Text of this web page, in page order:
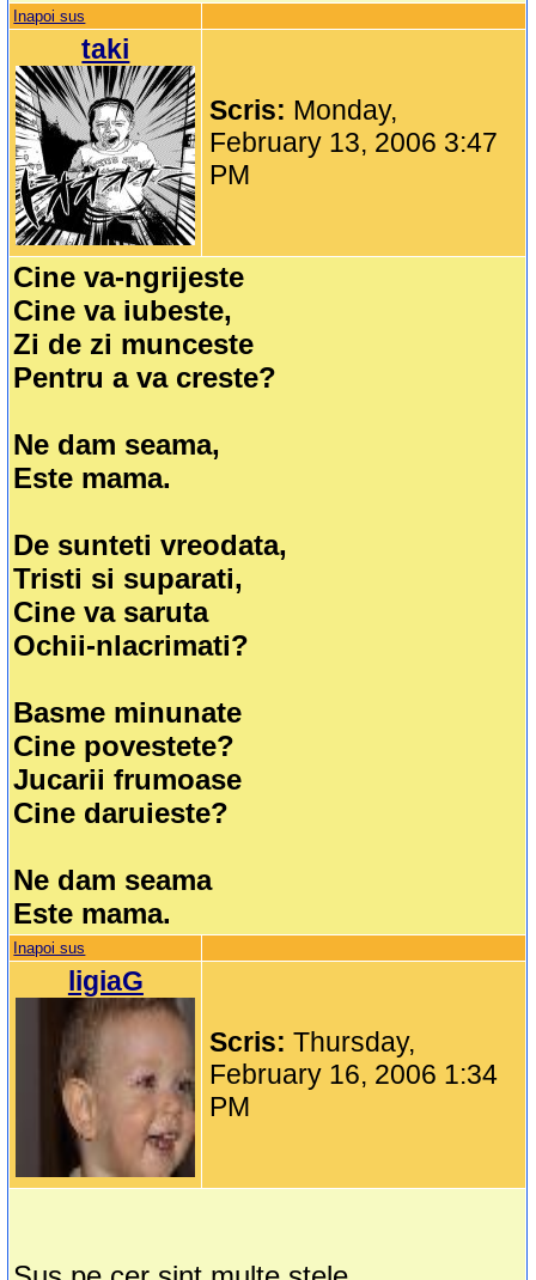
Inapoi sus
taki
Scris: Monday,
February 13, 2006 3:47
PM
Cine va-ngrijeste
Cine va iubeste,
Zi de zi munceste
Pentru a va creste?
Ne dam seama,
Este mama.
De sunteti vreodata,
Tristi si suparati,
Cine va saruta
Ochii-nlacrimati?
Basme minunate
Cine povestete?
Jucarii frumoase
Cine daruieste?
Ne dam seama
Este mama.
Inapoi sus
ligiaG
Scris:Thursday,
February 16, 2006 1:34
PM